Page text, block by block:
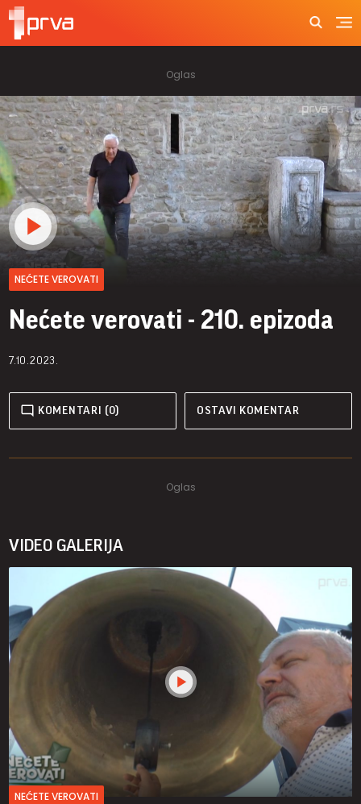
NEĆETE VEROVATI
Nećete verovati - 210. epizoda
7.10.2023.
KOMENTARI (0) OSTAVI KOMENTAR
VIDEO GALERIJA
NEĆETE VEROVATI